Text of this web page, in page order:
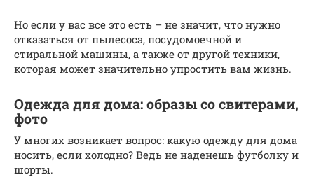
Но если у вас все это есть – не значит, что нужно
отказаться от пылесоса, посудомоечной и
стиральной машины, а также от другой техники,
которая может значительно упростить вам жизнь.
Одежда для дома: образы со свитерами,
фото
У многих возникает вопрос: какую одежду для дома
носить, если холодно? Ведь не наденешь футболку и
шорты.